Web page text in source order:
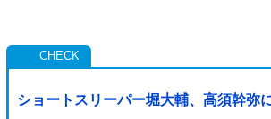
ショートスリーパー堀大輔、高須幹弥